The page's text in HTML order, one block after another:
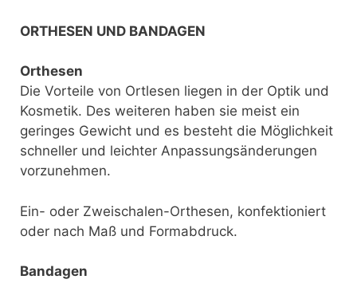
ORTHESEN UND BANDAGEN
Orthesen
Die Vorteile von Ortlesen liegen in der Optik und
Kosmetik. Des weiteren haben sie meist ein
geringes Gewicht und es besteht die Möglichkeit
schneller und leichter Anpassungsänderungen
vorzunehmen.
Ein- oder Zweischalen-Orthesen, konfektioniert
oder nach Maß und Formabdruck.
Bandagen